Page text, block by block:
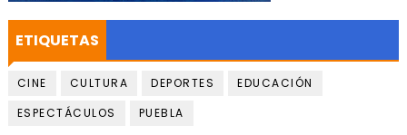
ETIQUETAS
CINE CULTURA DEPORTES
EDUCACIÓN
ESPECTÁCULOS
PUEBLA